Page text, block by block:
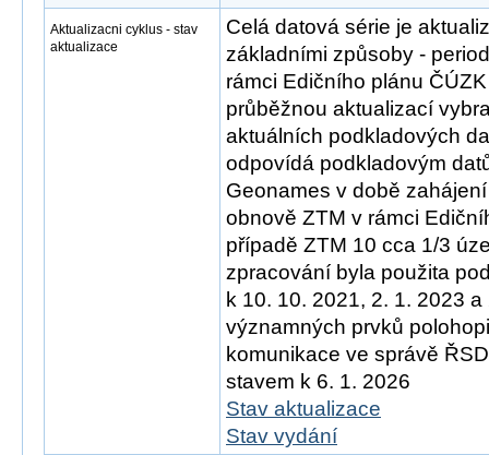
Aktualizacni cyklus - stav
aktualizace
Celá datová série je
základními způsoby -
rámci Edičního plánu
průběžnou aktualizací
aktuálních podkladových
odpovídá podkladovým
Geonames v době
obnově ZTM v rámci
případě ZTM 10 cca 1/3
zpracování byla použita
k 10. 10. 2021, 2. 1. 2023
významných prvků
komunikace ve správě
stavem k 6. 1. 2026
Stav aktualizace
Stav vydání